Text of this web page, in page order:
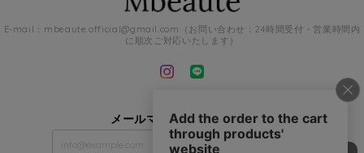
E-mail： mbeaute.official@gmail.com
（お問い合わせ：24時間受付・営業時間内
に順次ご対応いたします）
メールマガジンを受け取る